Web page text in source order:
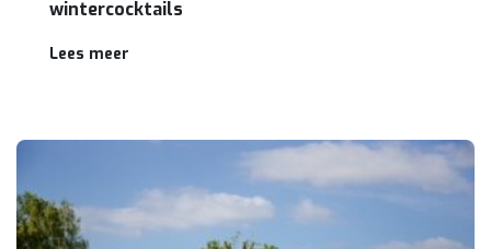
wintercocktails
Lees meer